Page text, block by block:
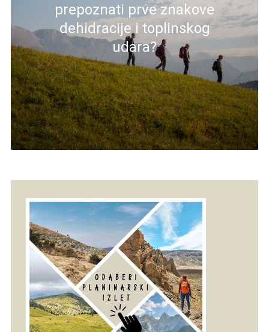
prepoznati prve znakove
dehidracije i toplinskog
udara?